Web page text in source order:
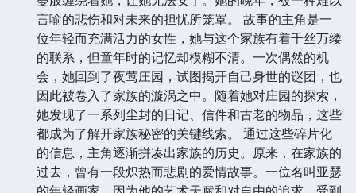
言喻的悲伤和对未来的担忧所笼罩。 故事的主角是一
位年轻而充满活力的女性，她与这个家族有着千丝万缕
的联系，但童年时的记忆却模糊不清。一次偶然的机
会，她回到了夜莺庄园，试图揭开自己身世的谜团，也
因此被卷入了家族的漩涡之中。随着她对庄园的探索，
她发现了一系列尘封的日记、信件和古老的物品，这些
都成为了解开家族秘密的关键线索。 通过这些碎片化
的信息，主角逐渐拼凑出家族的历史。原来，在家族的
过去，曾有一段炽热而悲剧的爱情故事。一位名叫亚瑟